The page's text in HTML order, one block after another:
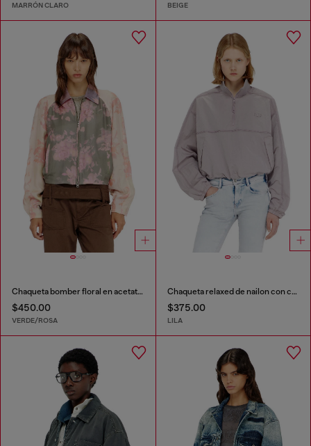
MARRÓN CLARO BEIGE
Chaqueta bomber floral en acetato arrugado
$450.00
VERDE/ROSA
Chaqueta relaxed de nailon con cuello alto
$375.00
LILA